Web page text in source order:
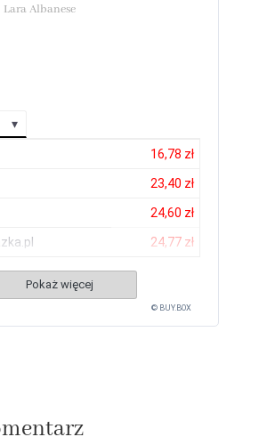
Lara Albanese
16,78 zł
23,40 zł
24,60 zł
24,77 zł
Pokaż więcej
© BUY.BOX